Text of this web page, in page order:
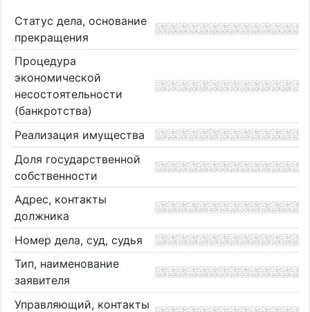
Статус дела, основание
прекращения
Процедура
экономической
несостоятельности
(банкротства)
Реализация имущества
Доля государственной
собственности
Адрес, контакты
должника
Номер дела, суд, судья
Тип, наименование
заявителя
Управляющий, контакты